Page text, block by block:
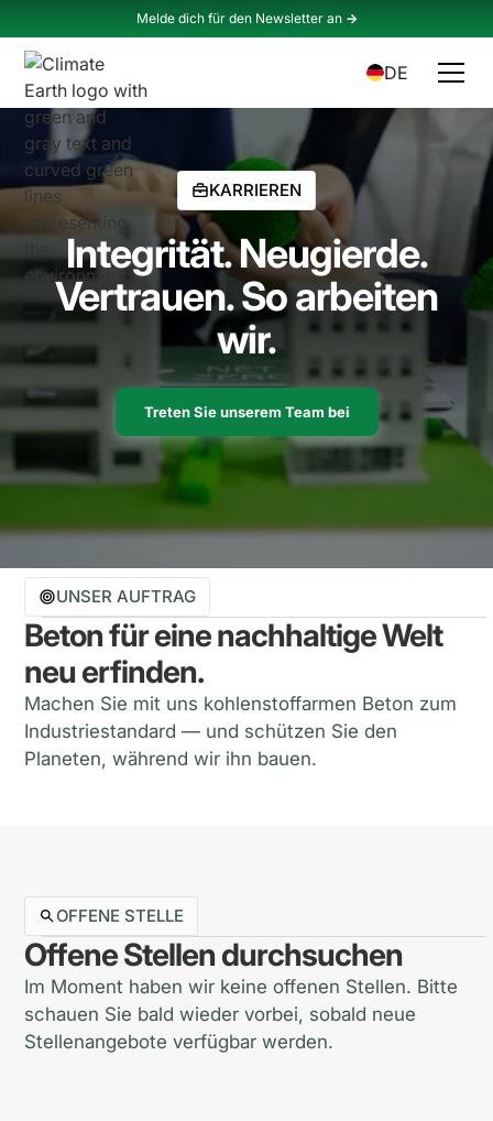
Melde dich für den Newsletter an ->
DE
KARRIEREN
Integrität. Neugierde.
Vertrauen. So arbeiten
wir.
Treten Sie unserem Team bei
UNSER AUFTRAG
Beton für eine nachhaltige Welt
neu erfinden.
Machen Sie mit uns kohlenstoffarmen Beton zum
Industriestandard — und schützen Sie den
Planeten, während wir ihn bauen.
OFFENE STELLE
Offene Stellen durchsuchen
Im Moment haben wir keine offenen Stellen. Bitte
schauen Sie bald wieder vorbei, sobald neue
Stellenangebote verfügbar werden.